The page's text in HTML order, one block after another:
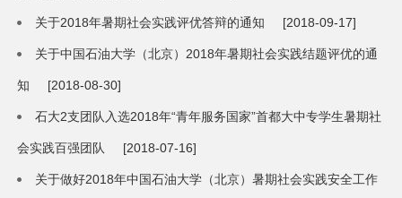
关于2018年暑期社会实践评优答辩的通知 [2018-09-17]
关于中国石油大学（北京）2018年暑期社会实践结题评优的通
知 [2018-08-30]
石大2支团队入选2018年“青年服务国家”首都大中专学生暑期社
会实践百强团队 [2018-07-16]
关于做好2018年中国石油大学（北京）暑期社会实践安全工作